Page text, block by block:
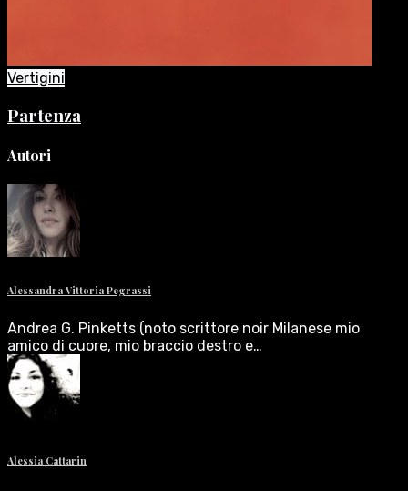
Vertigini
Partenza
Autori
Alessandra Vittoria Pegrassi
Andrea G. Pinketts (noto scrittore noir Milanese mio
amico di cuore, mio braccio destro e…
Alessia Cattarin